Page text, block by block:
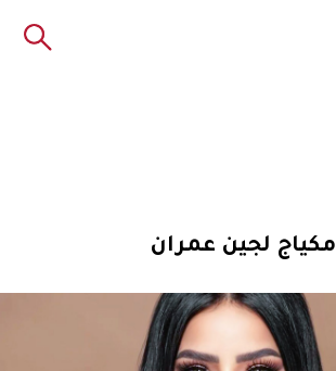
مكياج لجين عمران